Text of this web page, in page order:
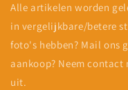
Alle artikelen worden
in vergelijkbare/betere
foto's hebben? Mail ons
aankoop? Neem contact
uit.